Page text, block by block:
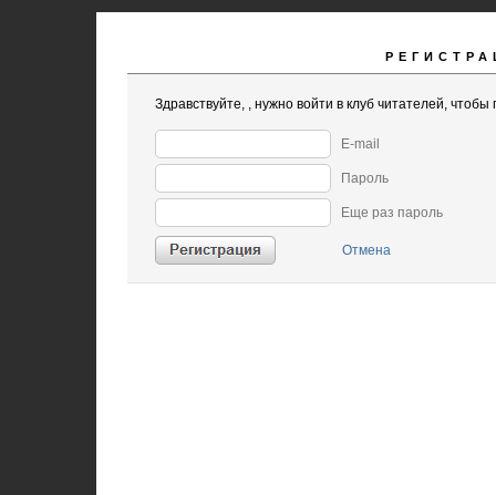
Здравствуйте, , нужно войти в клуб читателей, чтобы
E-mail
Пароль
Еще раз пароль
Отмена